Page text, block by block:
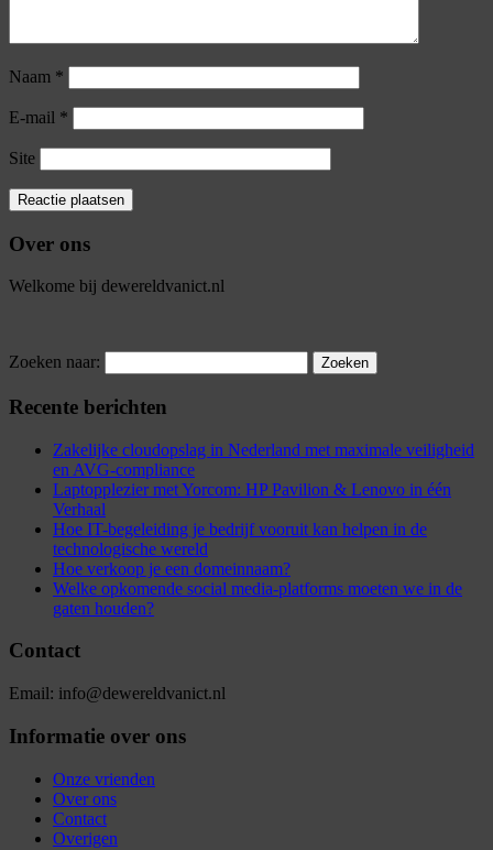
Naam *
E-mail *
Site
Over ons
Welkome bij dewereldvanict.nl
Zoeken naar:
Recente berichten
Zakelijke cloudopslag in Nederland met maximale veiligheid
en AVG-compliance
Laptopplezier met Yorcom: HP Pavilion & Lenovo in één
Verhaal
Hoe IT-begeleiding je bedrijf vooruit kan helpen in de
technologische wereld
Hoe verkoop je een domeinnaam?
Welke opkomende social media-platforms moeten we in de
gaten houden?
Contact
Email: info@dewereldvanict.nl
Informatie over ons
Onze vrienden
Over ons
Contact
Overigen